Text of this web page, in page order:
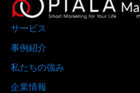
サービス
事例紹介
私たちの強み
企業情報